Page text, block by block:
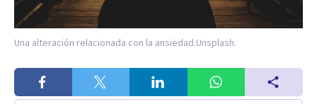
Una alteración relacionada con la ansiedad.Unsplash.